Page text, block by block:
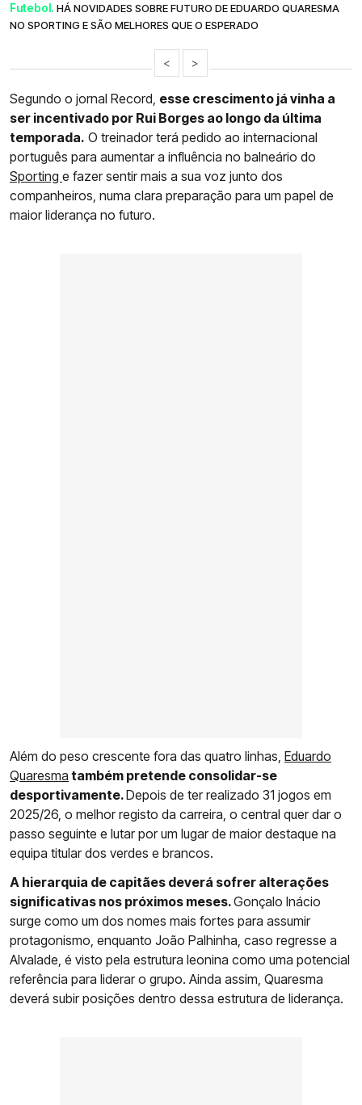
Futebol. HÁ NOVIDADES SOBRE FUTURO DE EDUARDO QUARESMA
NO SPORTING E SÃO MELHORES QUE O ESPERADO
< >
Segundo o jornal Record, esse crescimento já vinha a
ser incentivado por Rui Borges ao longo da última
temporada. O treinador terá pedido ao internacional
português para aumentar a influência no balneário do
Sporting e fazer sentir mais a sua voz junto dos
companheiros, numa clara preparação para um papel de
maior liderança no futuro.
Além do peso crescente fora das quatro linhas, Eduardo
Quaresma também pretende consolidar-se
desportivamente.Depois de ter realizado 31 jogos em
2025/26, o melhor registo da carreira, o central quer dar o
passo seguinte e lutar por um lugar de maior destaque na
equipa titular dos verdes e brancos.
A hierarquia de capitães deverá sofrer alterações
significativas nos próximos meses.Gonçalo Inácio
surge como um dos nomes mais fortes para assumir
protagonismo, enquanto João Palhinha, caso regresse a
Alvalade, é visto pela estrutura leonina como uma potencial
referência para liderar o grupo. Ainda assim, Quaresma
deverá subir posições dentro dessa estrutura de liderança.